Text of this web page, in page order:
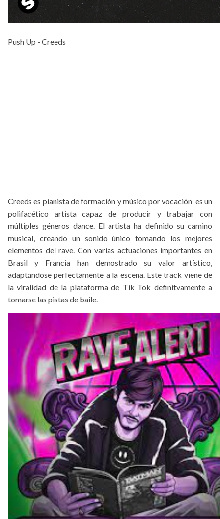
Push Up - Creeds
Creeds es pianista de formación y músico por vocación, es un
polifacético artista capaz de producir y trabajar con
múltiples géneros dance. El artista ha definido su camino
musical, creando un sonido único tomando los mejores
elementos del rave. Con varias actuaciones importantes en
Brasil y Francia han demostrado su valor artístico,
adaptándose perfectamente a la escena. Este track viene de
la viralidad de la plataforma de Tik Tok definitvamente a
tomarse las pistas de baile.